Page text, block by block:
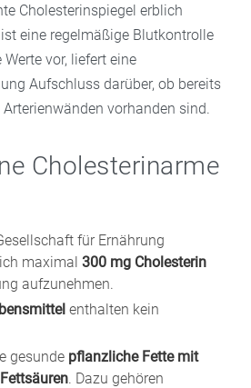
Cholesterinspiegel erblich
eine regelmäßige Blutkontrolle
vor, liefert eine
Aufschluss darüber, ob bereits
vorhanden sind.
Cholesterinarme
für Ernährung
maximal 300 mg Cholesterin
aufzunehmen.
enthalten kein
gesunde pflanzliche Fette mit
. Dazu gehören